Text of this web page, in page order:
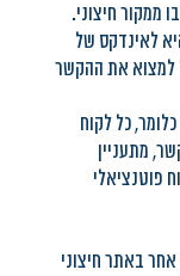
ממקור חיצוני.
לאינדקס של
למצוא את ההקשר
כל לקוח
מתעניין
פוטנציאלי
באתר חיצוני